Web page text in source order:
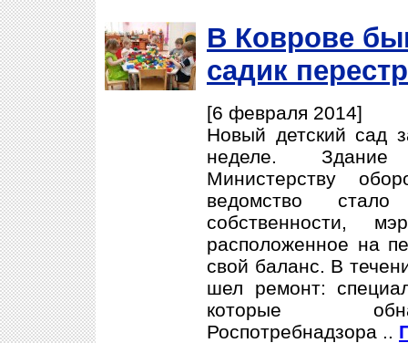
В Коврове
садик
[6 февраля 2014]
Новый детский сад
неделе. Здание
Министерству
ведомство
собственности,
расположенное на
свой баланс. В
шел ремонт:
которые
Роспотребнадзора ..